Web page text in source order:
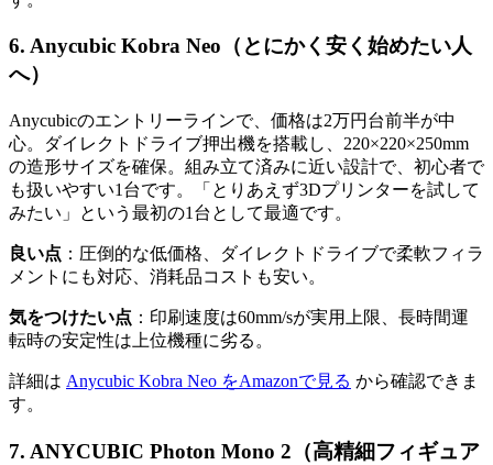
6. Anycubic Kobra Neo（とにかく安く始めたい人
へ）
Anycubicのエントリーラインで、価格は2万円台前半が中
心。ダイレクトドライブ押出機を搭載し、220×220×250mm
の造形サイズを確保。組み立て済みに近い設計で、初心者で
も扱いやすい1台です。「とりあえず3Dプリンターを試して
みたい」という最初の1台として最適です。
良い点 ：圧倒的な低価格、ダイレクトドライブで柔軟フィラ
メントにも対応、消耗品コストも安い。
気をつけたい点 ：印刷速度は60mm/sが実用上限、長時間運
転時の安定性は上位機種に劣る。
詳細は Anycubic Kobra Neo をAmazonで見る から確認できま
す。
7. ANYCUBIC Photon Mono 2（高精細フィギュア